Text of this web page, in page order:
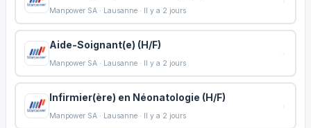
Manpower SA · Lausanne · Il y a 2 jours
Aide-Soignant(e) (H/F)
Manpower SA · Lausanne · Il y a 2 jours
Infirmier(ère) en Néonatologie (H/F)
Manpower SA · Lausanne · Il y a 2 jours